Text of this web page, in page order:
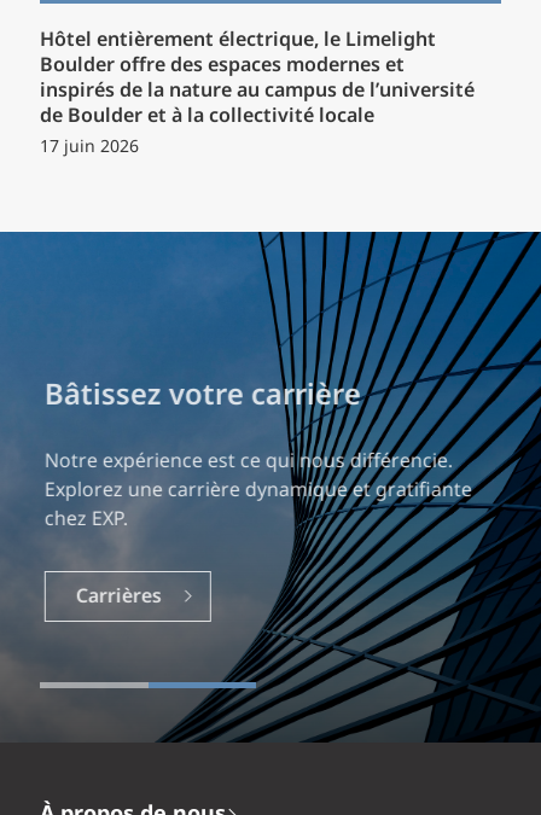
Hôtel entièrement électrique, le Limelight
Boulder offre des espaces modernes et
inspirés de la nature au campus de l’université
de Boulder et à la collectivité locale
17 juin 2026
Bâtissez votre carrière
Notre expérience est ce qui nous différencie.
Explorez une carrière dynamique et gratifiante
chez EXP.
Carrières